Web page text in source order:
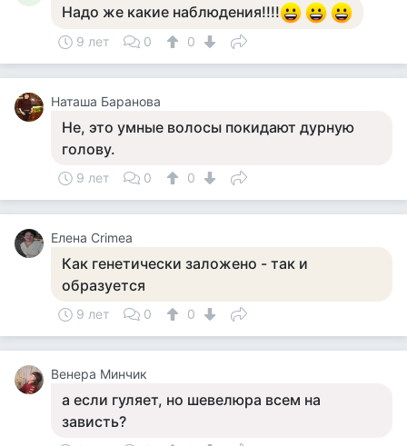
Надо же какие наблюдения!!!!
9 лет 0 0
Наташа Баранова
Не, это умные волосы покидают дурную
голову.
9 лет 0 0
Елена Crimea
Как генетически заложено - так и
образуется
9 лет 0 0
Венера Минчик
а если гуляет, но шевелюра всем на
зависть?